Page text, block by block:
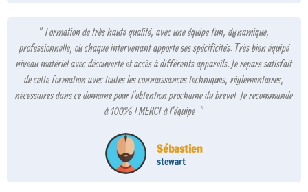
" Formation de très haute qualité, avec une équipe fun, dynamique,
professionnelle, où chaque intervenant apporte ses spécificités. Très bien équipé
niveau matériel avec découverte et accès à différents appareils. Je repars satisfait
de cette formation avec toutes les connaissances techniques, réglementaires,
nécessaires dans ce domaine pour l'obtention prochaine du brevet. Je recommande
à 100% ! MERCI à l'équipe. "
Sébastien
stewart